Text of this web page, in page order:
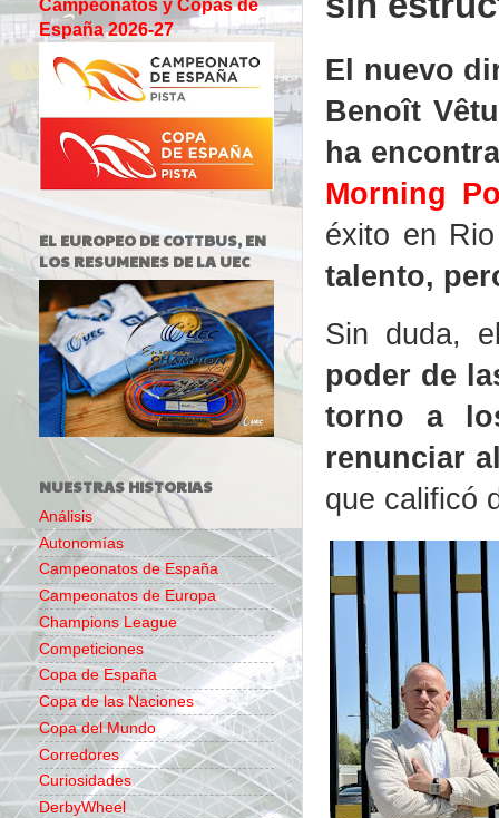
El nuevo
Benoît
ha
Morning
éxito en
talento,
Sin duda,
poder de
torno a
renunciar
que calificó
Campeonatos y Copas de
España 2026-27
EL EUROPEO DE COTTBUS, EN
LOS RESUMENES DE LA UEC
NUESTRAS HISTORIAS
Análisis
Autonomías
Campeonatos de España
Campeonatos de Europa
Champions League
Competiciones
Copa de España
Copa de las Naciones
Copa del Mundo
Corredores
Curiosidades
DerbyWheel